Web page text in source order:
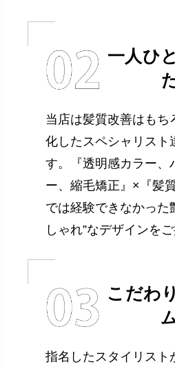
一人ひ
当店は髪質改善はもち
化したスペシャリスト
す。『透明感カラー、
ー、縮毛矯正』×『髪
では経験できなかった
しゃれ”なデザインを
こだわ
指名したスタイリスト